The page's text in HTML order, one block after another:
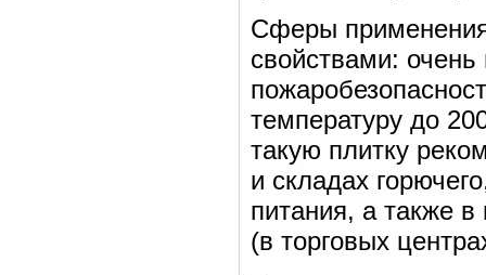
Сферы
свойствами: очень
температуру до
такую плитку
и складах
питания, а также
(в торговых